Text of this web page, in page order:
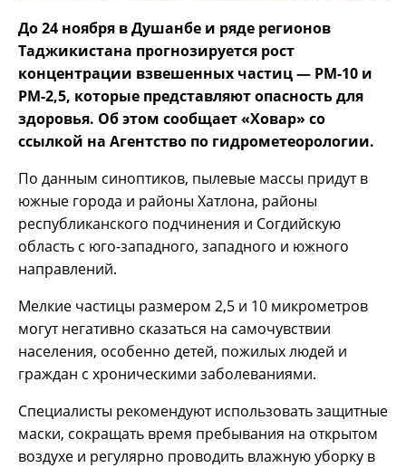
До 24 ноября в Душанбе и ряде регионов
Таджикистана прогнозируется рост
концентрации взвешенных частиц — РМ-10 и
РМ-2,5, которые представляют опасность для
здоровья. Об этом сообщает «Ховар» со
ссылкой на Агентство по гидрометеорологии.
По данным синоптиков, пылевые массы придут в
южные города и районы Хатлона, районы
республиканского подчинения и Согдийскую
область с юго-западного, западного и южного
направлений.
Мелкие частицы размером 2,5 и 10 микрометров
могут негативно сказаться на самочувствии
населения, особенно детей, пожилых людей и
граждан с хроническими заболеваниями.
Специалисты рекомендуют использовать защитные
маски, сокращать время пребывания на открытом
воздухе и регулярно проводить влажную уборку в